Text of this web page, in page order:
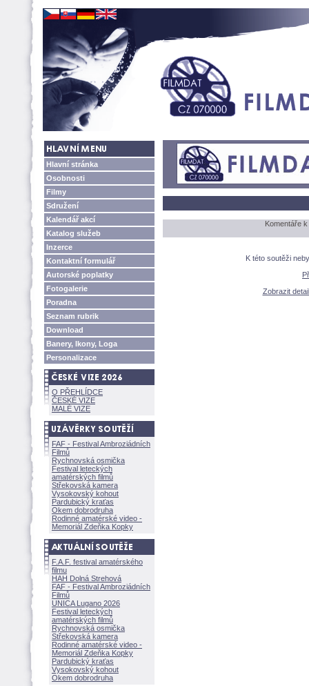
Hlavní stránka
Osobnosti
Filmy
Sdružení
Kalendář akcí
Katalog služeb
Inzerce
Kontaktní formulář
Autorské poplatky
Fotogalerie
Poradna
Seznam rubrik
Download
Banery, Ikony, Loga
Personalizace
O PŘEHLÍDCE
ČESKÉ VIZE
MALÉ VIZE
FAF - Festival Ambroziádních
Filmů
Rychnovská osmička
Festival leteckých
amatérských filmů
Střekovská kamera
Vysokovský kohout
Pardubický kraťas
Okem dobrodruha
Rodinné amatérské video -
Memoriál Zdeňka Kopky
F.A.F. festival amatérského
filmu
HAH Dolná Strehov
FAF - Festival Ambroziádních
Filmů
UNICA Lugano 2026
Festival leteckých
amatérských filmů
Rychnovská osmička
Střekovská kamera
Rodinné amatérské video -
Memoriál Zdeňka Kopky
Pardubický kraťas
Vysokovský kohout
Okem dobrodruha
Komentáře
K této soutěži
Zobrazit